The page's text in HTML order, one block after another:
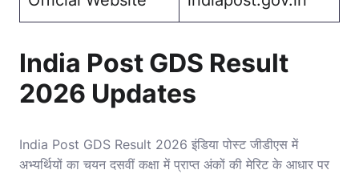
India Post GDS Result
2026 Updates
India Post GDS Result 2026 इंडिया पोस्ट जीडीएस में
अभ्यर्थियों का चयन दसवीं कक्षा में प्राप्त अंकों की मेरिट के आधार पर